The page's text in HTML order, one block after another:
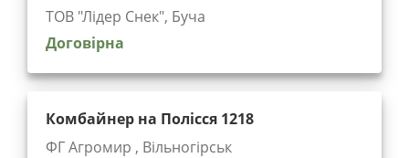
ТОВ "Лідер Снек", Буча
Договірна
Комбайнер на Полісся 1218
ФГ Агромир , Вільногірськ